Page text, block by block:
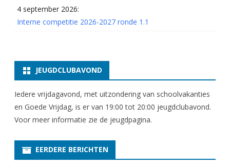
n
–
A
F
G
L
4 september 2026:
Interne competitie 2026-2027 ronde 1.1
JEUGDCLUBAVOND
Iedere vrijdagavond, met uitzondering van schoolvakanties
en Goede Vrijdag, is er van 19:00 tot 20:00 jeugdclubavond.
Voor meer informatie zie de jeugdpagina.
EERDERE BERICHTEN